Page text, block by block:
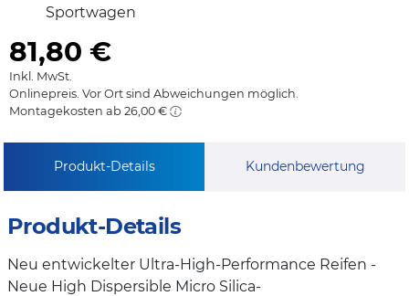
Sportwagen
81,80 €
Inkl. MwSt.
Onlinepreis. Vor Ort sind Abweichungen möglich.
Montagekosten ab 26,00 €
Produkt-Details Kundenbewertung
Produkt-Details
Neu entwickelter Ultra-High-Performance Reifen -
Neue High Dispersible Micro Silica-